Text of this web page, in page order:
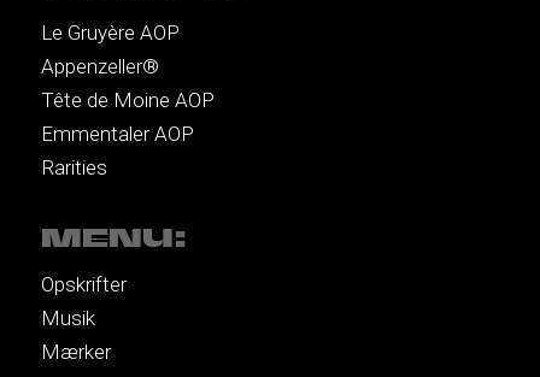
Le Gruyère AOP
Appenzeller®
Tête de Moine AOP
Emmentaler AOP
Rarities
MENU:
Opskrifter
Musik
Mærker